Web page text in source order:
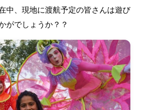
中、現地に渡航予定の皆さんは遊び
がでしょうか？？